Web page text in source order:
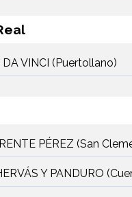
VINCI (Puertollano)
PÉREZ (San
Y PANDURO